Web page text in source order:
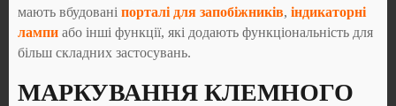
мають вбудовані порталі для запобіжників, індикаторні
лампи або інші функції, які додають функціональність для
більш складних застосувань.
МАРКУВАННЯ КЛЕМНОГО